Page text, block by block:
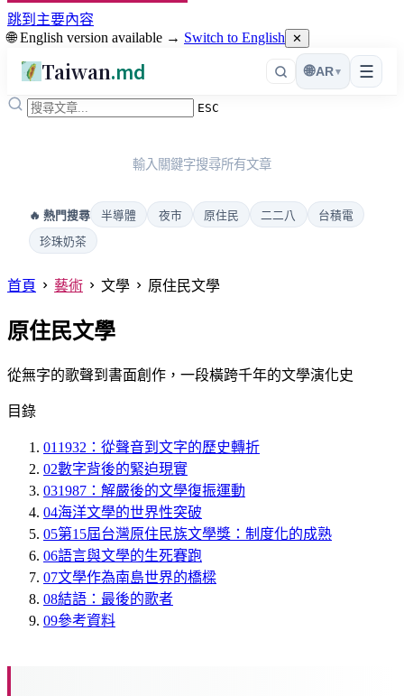
跳到主要內容
🌐 English version available → Switch to English ✕
Taiwan.md ☰
🌐AR▾
ESC
輸入關鍵字搜尋所有文章
🔥 熱門搜尋 半導體 夜市 原住民 二二八
台積電
珍珠奶茶
首頁 藝術 文學 原住民文學
原住民文學
從無字的歌聲到書面創作，一段橫跨千年的文學演化史
目錄
01 1932：從聲音到文字的歷史轉折
02數字背後的緊迫現實
031987：解嚴後的文學復振運動
04海洋文學的世界性突破
05第15屆台灣原住民族文學獎：制度化的成熟
06語言與文學的生死賽跑
07文學作為南島世界的橋樑
08結語：最後的歌者
09參考資料